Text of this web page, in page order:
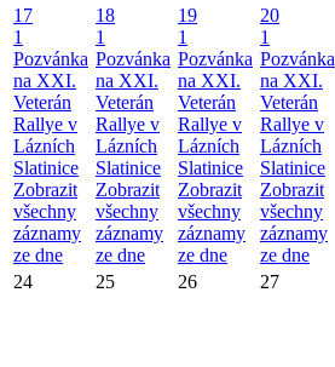
17
1
Pozvánka
na XXI.
Veterán
Rallye v
Lázních
Slatinice
Zobrazit
všechny
záznamy
ze dne
18
1
Pozvánka
na XXI.
Veterán
Rallye v
Lázních
Slatinice
Zobrazit
všechny
záznamy
ze dne
19
1
Pozvánka
na XXI.
Veterán
Rallye v
Lázních
Slatinice
Zobrazit
všechny
záznamy
ze dne
20
1
Pozvánka
na XXI.
Veterán
Rallye v
Lázních
Slatinice
Zobrazit
všechny
záznamy
ze dne
24 25 26 27